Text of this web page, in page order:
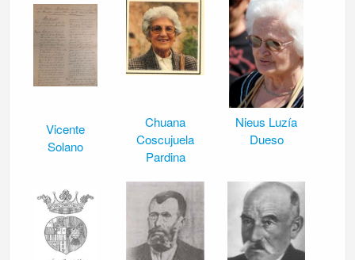
Vicente
Solano
Chuana
Coscujuela
Pardina
Nieus Luzía
Dueso